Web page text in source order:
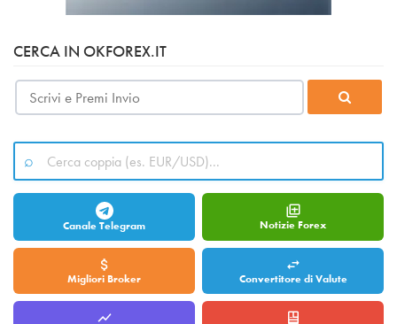
CERCA IN OKFOREX.IT
Canale Telegram Notizie Forex
Migliori Broker Convertitore di Valute